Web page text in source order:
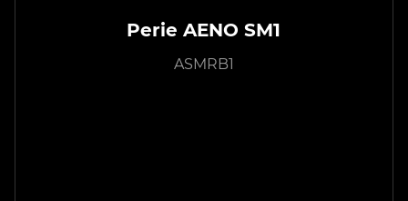
Perie AENO SM1
ASMRB1